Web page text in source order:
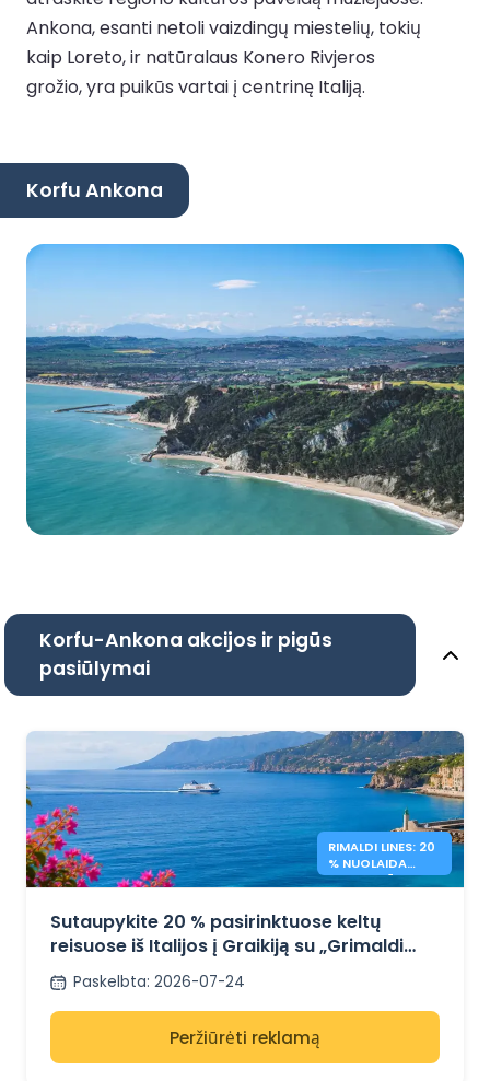
Ankona, esanti netoli vaizdingų miestelių, tokių
kaip Loreto, ir natūralaus Konero Rivjeros
grožio, yra puikūs vartai į centrinę Italiją.
Korfu Ankona
Korfu-Ankona akcijos ir pigūs
pasiūlymai
RIMALDI LINES: 20
% NUOLAIDA
KELTAMS Į
Sutaupykite 20 % pasirinktuose keltų
reisuose iš Italijos į Graikiją su „Grimaldi
Lines“
Paskelbta: 2026-07-24
Peržiūrėti reklamą